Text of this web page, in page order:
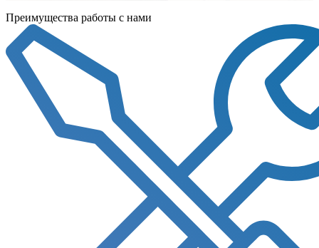
Преимущества работы с нами